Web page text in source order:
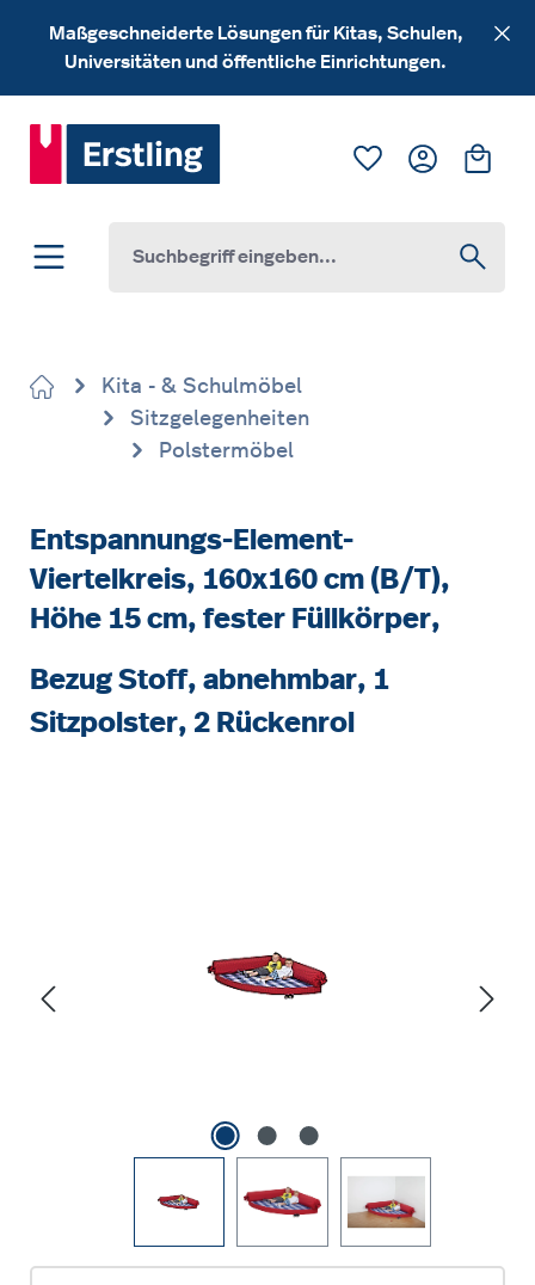
Zum Hauptinhalt springen
Maßgeschneiderte Lösungen für Kitas, Schulen,
Universitäten und öffentliche Einrichtungen.
Du hast 0
Kita - & Schulmöbel
Sitzgelegenheiten
Polstermöbel
Entspannungs-Element-
Viertelkreis, 160x160 cm (B/T),
Höhe 15 cm, fester Füllkörper,
Bezug Stoff, abnehmbar, 1
Sitzpolster, 2 Rückenrol